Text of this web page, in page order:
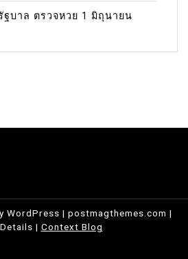
ฐบาล ตรวจหวย 1 มิถุนายน
WordPress | postmagthemes.com |
| Context Blog